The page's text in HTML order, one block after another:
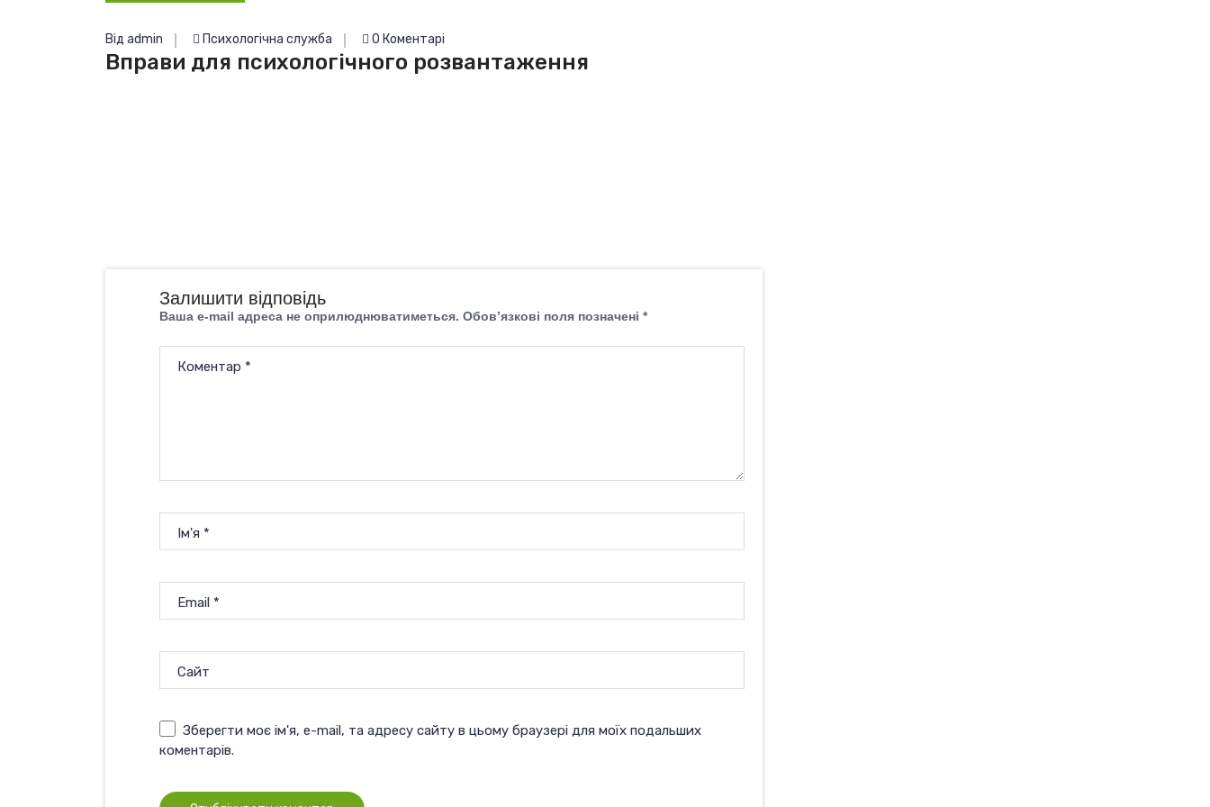
Від admin Психологічна служба 0 Коментарі
Вправи для психологічного розвантаження
Залишити відповідь
Ваша e-mail адреса не оприлюднюватиметься. Обов’язкові поля позначені *
Коментар *
Ім'я *
Email *
Сайт
Зберегти моє ім'я, e-mail, та адресу сайту в цьому браузері для моїх подальших
коментарів.